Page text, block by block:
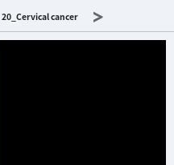
20_Cervical cancer >